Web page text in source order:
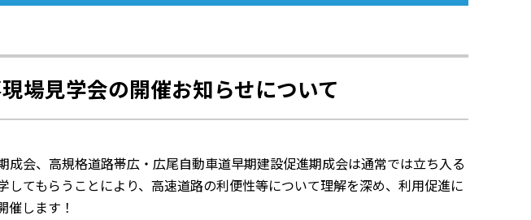
場見学会の開催お知らせについて
会、高規格道路帯広・広尾自動車道早期建設促進期成会は通常では立ち入る
てもらうことにより、高速道路の利便性等について理解を深め、利用促進に
します！